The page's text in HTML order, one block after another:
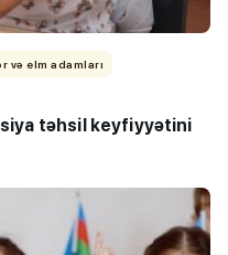
və elm adamları
təhsil keyfiyyətini